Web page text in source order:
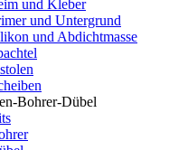
und Kleber
und Untergrund
und Abdichtmasse
Bohrer-Dübel